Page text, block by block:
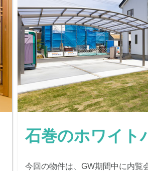
石巻のホワイト
今回の物件は、GW期間中に内覧